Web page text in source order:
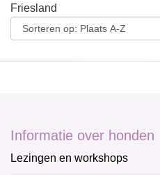
Friesland
Informatie over honden
Lezingen en workshops